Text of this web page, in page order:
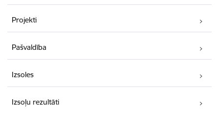
Projekti
Pašvaldība
Izsoles
Izsoļu rezultāti